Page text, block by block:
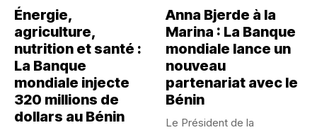
Énergie,
agriculture,
nutrition et santé :
La Banque
mondiale injecte
320 millions de
dollars au Bénin
Anna Bjerde à la
Marina : La Banque
mondiale lance un
nouveau
partenariat avec le
Bénin
Le Président de la